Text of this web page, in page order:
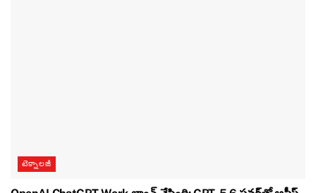
టెక్నాలజీ